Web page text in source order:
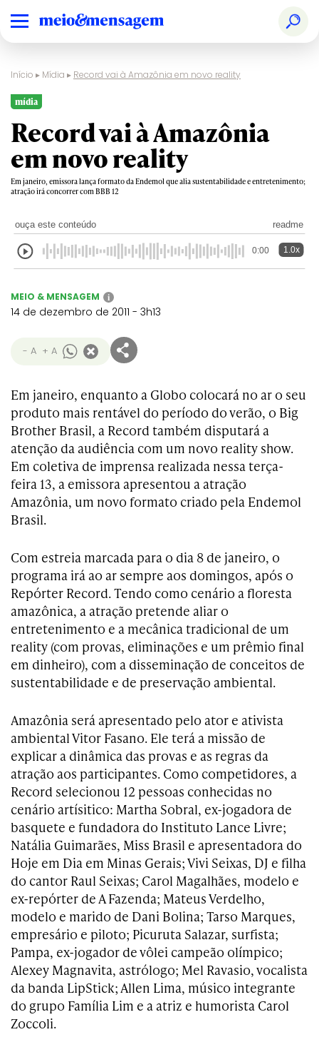
Início ▸ Mídia ▸ Record vai à Amazônia em novo reality
mídia
Record vai à Amazônia
em novo reality
Em janeiro, emissora lança formato da Endemol que alia sustentabilidade e entretenimento;
atração irá concorrer com BBB 12
ouça este conteúdo readme
0:00 1.0x
MEIO & MENSAGEM i
14 de dezembro de 2011 - 3h13
- A + A
Em janeiro, enquanto a Globo colocará no ar o seu
produto mais rentável do período do verão, o Big
Brother Brasil, a Record também disputará a
atenção da audiência com um novo reality show.
Em coletiva de imprensa realizada nessa terça-
feira 13, a emissora apresentou a atração
Amazônia, um novo formato criado pela Endemol
Brasil.
Com estreia marcada para o dia 8 de janeiro, o
programa irá ao ar sempre aos domingos, após o
Repórter Record. Tendo como cenário a floresta
amazônica, a atração pretende aliar o
entretenimento e a mecânica tradicional de um
reality (com provas, eliminações e um prêmio final
em dinheiro), com a disseminação de conceitos de
sustentabilidade e de preservação ambiental.
Amazônia será apresentado pelo ator e ativista
ambiental Vitor Fasano. Ele terá a missão de
explicar a dinâmica das provas e as regras da
atração aos participantes. Como competidores, a
Record selecionou 12 pessoas conhecidas no
cenário artísitico: Martha Sobral, ex-jogadora de
basquete e fundadora do Instituto Lance Livre;
Natália Guimarães, Miss Brasil e apresentadora do
Hoje em Dia em Minas Gerais; Vivi Seixas, DJ e filha
do cantor Raul Seixas; Carol Magalhães, modelo e
ex-repórter de A Fazenda; Mateus Verdelho,
modelo e marido de Dani Bolina; Tarso Marques,
empresário e piloto; Picuruta Salazar, surfista;
Pampa, ex-jogador de vôlei campeão olímpico;
Alexey Magnavita, astrólogo; Mel Ravasio, vocalista
da banda LipStick; Allen Lima, músico integrante
do grupo Família Lim e a atriz e humorista Carol
Zoccoli.